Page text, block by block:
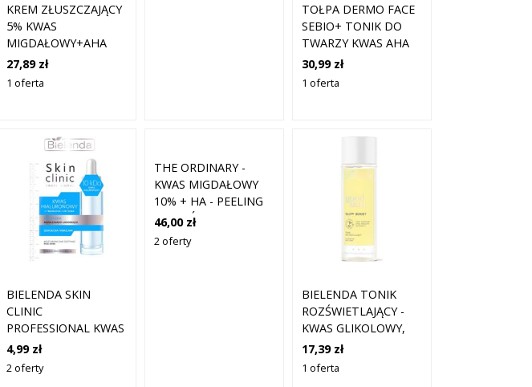
KREM ZŁUSZCZAJĄCY
5% KWAS
MIGDAŁOWY+AHA
ZIAJA
27,89 zł
1 oferta
TOŁPA DERMO FACE
SEBIO+ TONIK DO
TWARZY KWAS AHA
LHA CERA
TRĄDZIKOWA 200ML
30,99 zł
1 oferta
BIELENDA SKIN
CLINIC
PROFESSIONAL KWAS
HIALURONOWY
NAWILŻAJĄCA MASKA
NA NOC O DZIAŁANIU
4,99 zł
2 oferty
THE ORDINARY -
KWAS MIGDAŁOWY
10% + HA - PEELING
DO SKÓRY
WRAŻLIWEJ -
MANDELIC ACID 10%
46,00 zł
2 oferty
BIELENDA TONIK
ROZŚWIETLAJĄCY -
KWAS GLIKOLOWY,
WITAMINA C, KWAS
FERULOWY
17,39 zł
1 oferta